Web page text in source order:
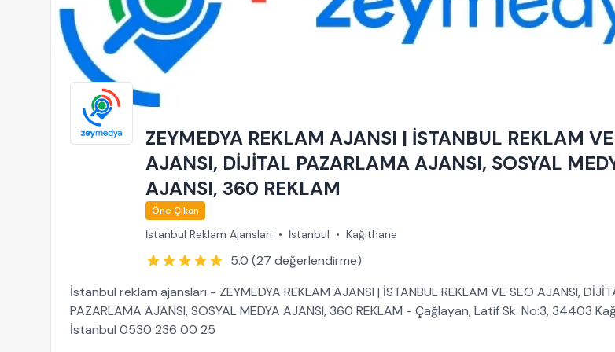
ZEYMEDYA REKLAM AJANSI | İSTANBUL REKLAM
AJANSI, DİJİTAL PAZARLAMA AJANSI, SOSYAL
AJANSI, 360 REKLAM
Öne Çıkan
İstanbul Reklam Ajansları • İstanbul • Kağıthane
5.0 (27 değerlendirme)
İstanbul reklam ajansları - ZEYMEDYA REKLAM AJANSI | İSTANBUL REKLAM VE SEO AJANSI,
PAZARLAMA AJANSI, SOSYAL MEDYA AJANSI, 360 REKLAM - Çağlayan, Latif Sk. No:3, 34403
İstanbul 0530 236 00 25